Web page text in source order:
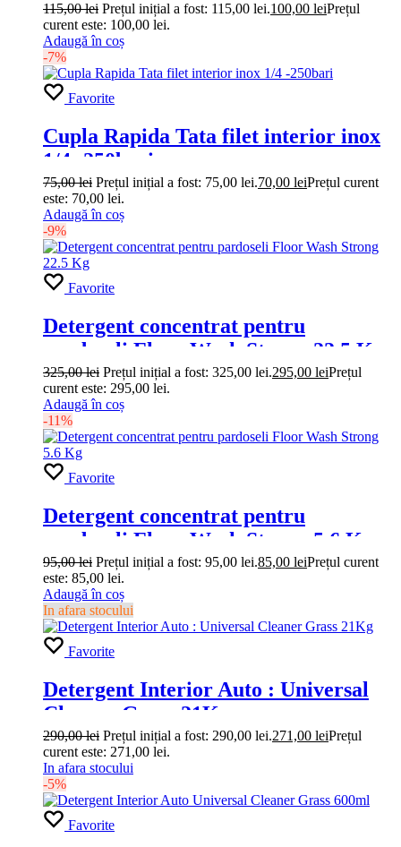
115,00lei Prețul inițial a fost: 115,00 lei.100,00 leiPrețul
curent este: 100,00 lei.
Adaugă în coș
-7%
Favorite
Cupla Rapida Tata filet interior inox
1/4 -250bari
75,00lei Prețul inițial a fost: 75,00 lei.70,00 leiPrețul curent
este: 70,00 lei.
Adaugă în coș
-9%
Favorite
Detergent concentrat pentru
pardoseli Floor Wash Strong 22.5 Kg
325,00lei Prețul inițial a fost: 325,00 lei.295,00 leiPrețul
curent este: 295,00 lei.
Adaugă în coș
-11%
Favorite
Detergent concentrat pentru
pardoseli Floor Wash Strong 5.6 Kg
95,00lei Prețul inițial a fost: 95,00 lei.85,00 leiPrețul curent
este: 85,00 lei.
Adaugă în coș
In afara stocului
Favorite
Detergent Interior Auto : Universal
Cleaner Grass 21Kg
290,00lei Prețul inițial a fost: 290,00 lei.271,00 leiPrețul
curent este: 271,00 lei.
In afara stocului
-5%
Favorite